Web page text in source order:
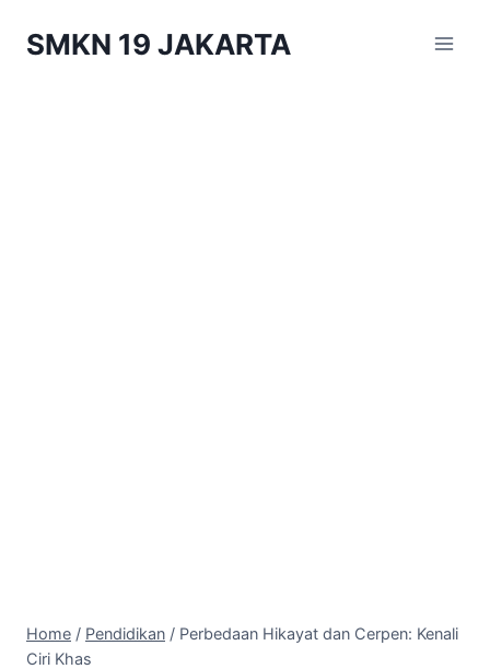
SMKN 19 JAKARTA
Home / Pendidikan / Perbedaan Hikayat dan Cerpen: Kenali
Ciri Khas